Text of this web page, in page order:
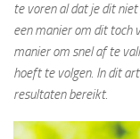
te voren al dat je dit
een manier om dit toch
manier om snel af te
hoeft te volgen. In dit
resultaten bereikt.